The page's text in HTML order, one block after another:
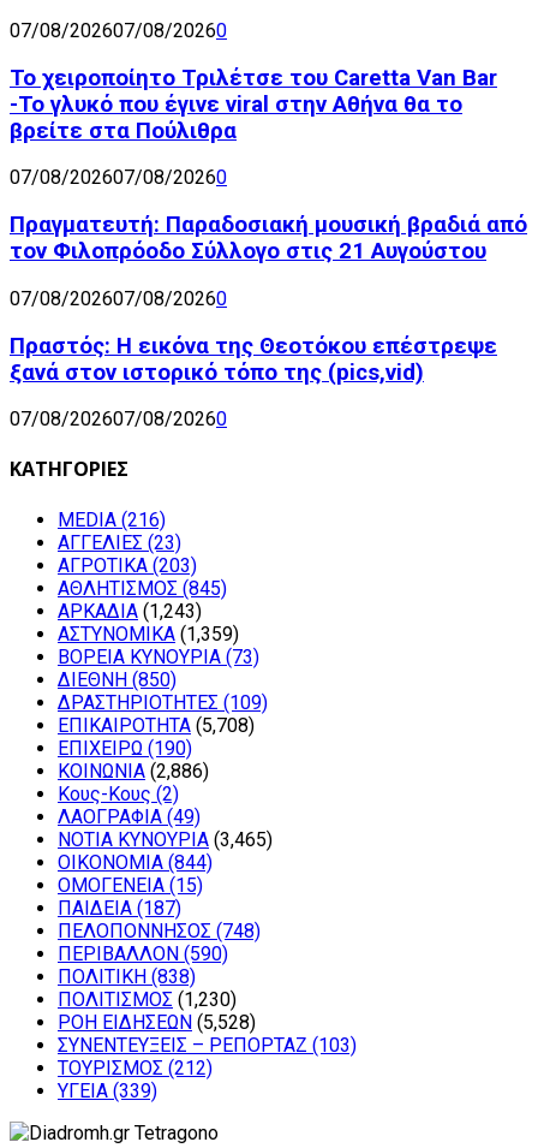
07/08/202607/08/20260
Το χειροποίητο Τριλέτσε του Caretta Van Bar
-Το γλυκό που έγινε viral στην Αθήνα θα το
βρείτε στα Πούλιθρα
07/08/202607/08/20260
Πραγματευτή: Παραδοσιακή μουσική βραδιά από
τον Φιλοπρόοδο Σύλλογο στις 21 Αυγούστου
07/08/202607/08/20260
Πραστός: Η εικόνα της Θεοτόκου επέστρεψε
ξανά στον ιστορικό τόπο της (pics,vid)
07/08/202607/08/20260
ΚΑΤΗΓΟΡΙΕΣ
MEDIA (216)
ΑΓΓΕΛΙΕΣ (23)
ΑΓΡΟΤΙΚΑ (203)
ΑΘΛΗΤΙΣΜΟΣ (845)
ΑΡΚΑΔΙΑ (1,243)
ΑΣΤΥΝΟΜΙΚΑ (1,359)
ΒΟΡΕΙΑ ΚΥΝΟΥΡΙΑ (73)
ΔΙΕΘΝΗ (850)
ΔΡΑΣΤΗΡΙΟΤΗΤΕΣ (109)
ΕΠΙΚΑΙΡΟΤΗΤΑ (5,708)
ΕΠΙΧΕΙΡΩ (190)
ΚΟΙΝΩΝΙΑ (2,886)
Κους-Κους (2)
ΛΑΟΓΡΑΦΙΑ (49)
ΝΟΤΙΑ ΚΥΝΟΥΡΙΑ (3,465)
ΟΙΚΟΝΟΜΙΑ (844)
ΟΜΟΓΕΝΕΙΑ (15)
ΠΑΙΔΕΙΑ (187)
ΠΕΛΟΠΟΝΝΗΣΟΣ (748)
ΠΕΡΙΒΑΛΛΟΝ (590)
ΠΟΛΙΤΙΚΗ (838)
ΠΟΛΙΤΙΣΜΟΣ (1,230)
ΡΟΗ ΕΙΔΗΣΕΩΝ (5,528)
ΣΥΝΕΝΤΕΥΞΕΙΣ – ΡΕΠΟΡΤΑΖ (103)
ΤΟΥΡΙΣΜΟΣ (212)
ΥΓΕΙΑ (339)